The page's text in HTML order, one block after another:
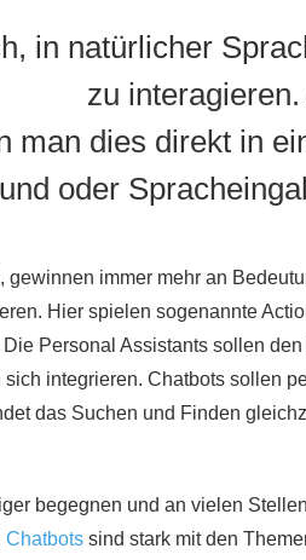
in natürlicher
zu
man dies direkt in
und oder
immer mehr an
Hier spielen sogenannte
Personal Assistants sollen
integrieren. Chatbots sollen
das Suchen und Finden
begegnen und an vielen
Chatbots sind stark mit den